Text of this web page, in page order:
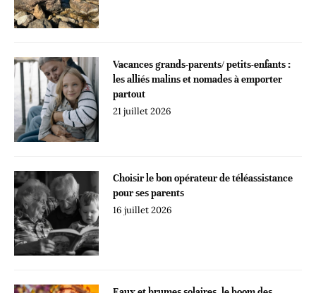
Vacances grands-parents/ petits-enfants :
les alliés malins et nomades à emporter
partout
21 juillet 2026
Choisir le bon opérateur de téléassistance
pour ses parents
16 juillet 2026